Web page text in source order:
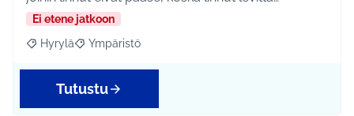
Ei etene jatkoon
Rajaa tulokset aihepiirin mukaan: Hyrylä
Hyrylä Rajaa tulokset teeman mukaan: Ympäristö
Ympäristö
Tutustu